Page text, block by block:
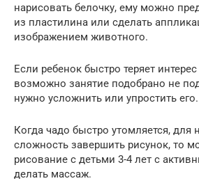
нарисовать белочку, ему можно
из пластилина или сделать
изображением животного.
Если ребенок быстро теряет
возможно занятие подобрано не
нужно усложнить или упростить его.
Когда чадо быстро утомляется, для
сложность завершить рисунок, то
рисование с детьми 3-4 лет с
делать массаж.